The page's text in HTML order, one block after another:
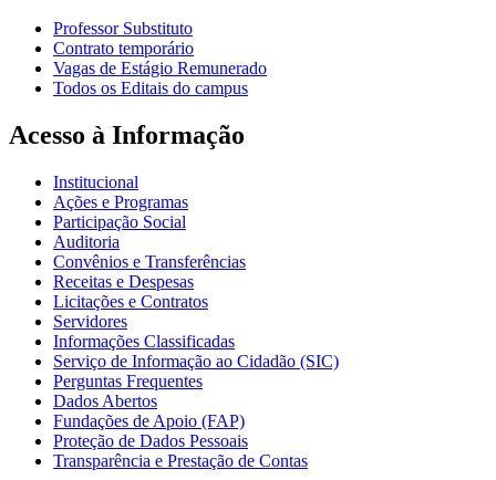
Professor Substituto
Contrato temporário
Vagas de Estágio Remunerado
Todos os Editais do campus
Acesso à Informação
Institucional
Ações e Programas
Participação Social
Auditoria
Convênios e Transferências
Receitas e Despesas
Licitações e Contratos
Servidores
Informações Classificadas
Serviço de Informação ao Cidadão (SIC)
Perguntas Frequentes
Dados Abertos
Fundações de Apoio (FAP)
Proteção de Dados Pessoais
Transparência e Prestação de Contas